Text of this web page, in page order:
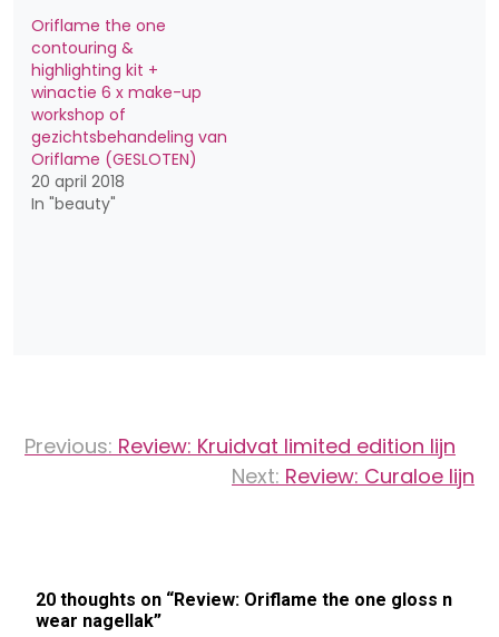
Oriflame the one
contouring &
highlighting kit +
winactie 6 x make-up
workshop of
gezichtsbehandeling van
Oriflame (GESLOTEN)
20 april 2018
In "beauty"
navigatie
Previous: Review: Kruidvat limited edition lijn
Next: Review: Curaloe lijn
20 thoughts on “Review: Oriflame the one gloss n
wear nagellak”